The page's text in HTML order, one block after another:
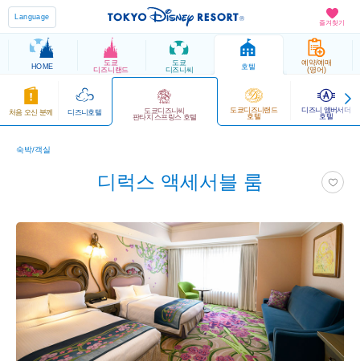
즐겨찾기
Language
HOME
도쿄
디즈니랜드
도쿄
디즈니씨
호텔
예약/예매
(영어)
처음 오신 분께 디즈니호텔 도쿄디즈니씨
판타지 스프링스 호텔
도쿄디즈니랜드
호텔
디즈니 앰버서더
호텔
숙박/객실
디럭스 액세서블 룸